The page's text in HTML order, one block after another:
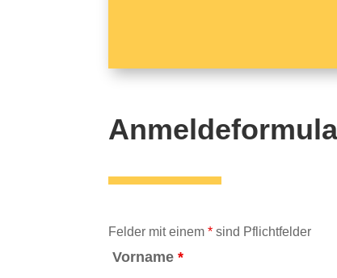
Felder mit einem* sind Pflichtfelder
Vorname*